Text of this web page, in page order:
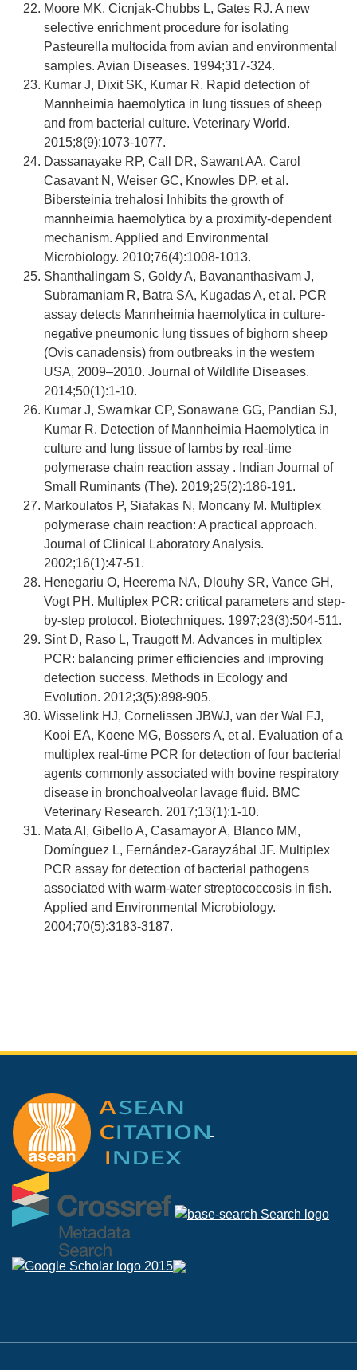
Moore MK, Cicnjak-Chubbs L, Gates RJ. A new
selective enrichment procedure for isolating
Pasteurella multocida from avian and environmental
samples. Avian Diseases. 1994;317-324.
Kumar J, Dixit SK, Kumar R. Rapid detection of
Mannheimia haemolytica in lung tissues of sheep
and from bacterial culture. Veterinary World.
2015;8(9):1073-1077.
Dassanayake RP, Call DR, Sawant AA, Carol
Casavant N, Weiser GC, Knowles DP, et al.
Bibersteinia trehalosi Inhibits the growth of
mannheimia haemolytica by a proximity-dependent
mechanism. Applied and Environmental
Microbiology. 2010;76(4):1008-1013.
Shanthalingam S, Goldy A, Bavananthasivam J,
Subramaniam R, Batra SA, Kugadas A, et al. PCR
assay detects Mannheimia haemolytica in culture-
negative pneumonic lung tissues of bighorn sheep
(Ovis canadensis) from outbreaks in the western
USA, 2009–2010. Journal of Wildlife Diseases.
2014;50(1):1-10.
Kumar J, Swarnkar CP, Sonawane GG, Pandian SJ,
Kumar R. Detection of Mannheimia Haemolytica in
culture and lung tissue of lambs by real-time
polymerase chain reaction assay . Indian Journal of
Small Ruminants (The). 2019;25(2):186-191.
Markoulatos P, Siafakas N, Moncany M. Multiplex
polymerase chain reaction: A practical approach.
Journal of Clinical Laboratory Analysis.
2002;16(1):47-51.
Henegariu O, Heerema NA, Dlouhy SR, Vance GH,
Vogt PH. Multiplex PCR: critical parameters and step-
by-step protocol. Biotechniques. 1997;23(3):504-511.
Sint D, Raso L, Traugott M. Advances in multiplex
PCR: balancing primer efficiencies and improving
detection success. Methods in Ecology and
Evolution. 2012;3(5):898-905.
Wisselink HJ, Cornelissen JBWJ, van der Wal FJ,
Kooi EA, Koene MG, Bossers A, et al. Evaluation of a
multiplex real-time PCR for detection of four bacterial
agents commonly associated with bovine respiratory
disease in bronchoalveolar lavage fluid. BMC
Veterinary Research. 2017;13(1):1-10.
Mata AI, Gibello A, Casamayor A, Blanco MM,
Domínguez L, Fernández-Garayzábal JF. Multiplex
PCR assay for detection of bacterial pathogens
associated with warm-water streptococcosis in fish.
Applied and Environmental Microbiology.
2004;70(5):3183-3187.